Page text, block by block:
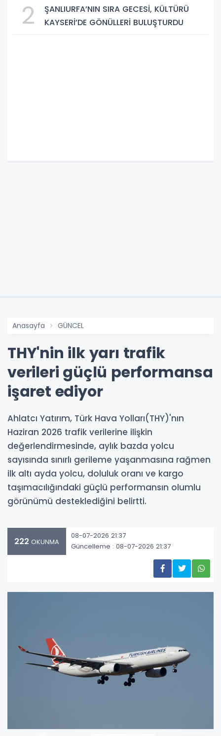
2
ŞANLIURFA’NIN SIRA GECESİ, KÜLTÜRÜ
KAYSERİ’DE GÖNÜLLERİ BULUŞTURDU
Anasayfa GÜNCEL
THY'nin ilk yarı trafik
verileri güçlü performansa
işaret ediyor
Ahlatcı Yatırım, Türk Hava Yolları(THY)'nın
Haziran 2026 trafik verilerine ilişkin
değerlendirmesinde, aylık bazda yolcu
sayısında sınırlı gerileme yaşanmasına rağmen
ilk altı ayda yolcu, doluluk oranı ve kargo
taşımacılığındaki güçlü performansın olumlu
görünümü desteklediğini belirtti.
222 OKUNMA
08-07-2026 21:37
Güncelleme : 08-07-2026 21:37